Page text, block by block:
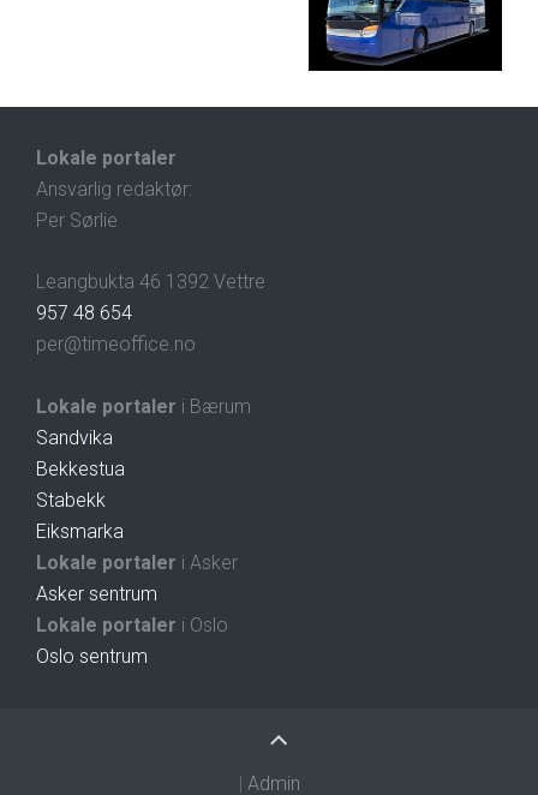
Lokale portaler
Ansvarlig redaktør:
Per Sørlie
Leangbukta 46 1392 Vettre
957 48 654
per@timeoffice.no
Lokale portaler i Bærum
Sandvika
Bekkestua
Stabekk
Eiksmarka
Lokale portaler i Asker
Asker sentrum
Lokale portaler i Oslo
Oslo sentrum
Admin